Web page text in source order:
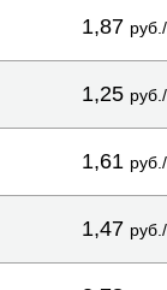
1,87
1,25
1,61
1,47